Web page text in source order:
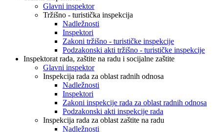
Glavni inspektor
Tržišno - turistička inspekcija
Nadležnosti
Inspektori
Zakoni tržišno - turističke inspekcije
Podzakonski akti tržišno - turističke inspekcije
Inspektorat rada, zaštite na radu i socijalne zaštite
Glavni inspektor
Inspekcija rada za oblast radnih odnosa
Nadležnosti
Inspektori
Zakoni inspekcije rada za oblast radnih odnosa
Podzakonski akti inspekcije rada
Inspekcija rada za oblast zaštite na radu
Nadležnosti